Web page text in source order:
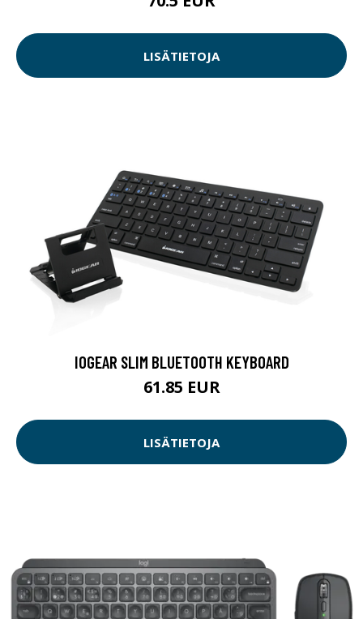
LISÄTIETOJA
IOGEAR SLIM BLUETOOTH KEYBOARD
61.85 EUR
LISÄTIETOJA